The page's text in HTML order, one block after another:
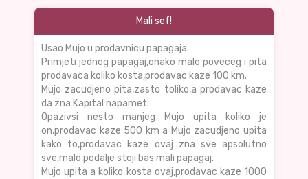
Mali sef!
Usao Mujo u prodavnicu papagaja.
Primjeti jednog papagaj,onako malo poveceg i pita
prodavaca koliko kosta,prodavac kaze 100 km.
Mujo zacudjeno pita,zasto toliko,a prodavac kaze
da zna Kapital napamet.
Opazivsi nesto manjeg Mujo upita koliko je
on,prodavac kaze 500 km a Mujo zacudjeno upita
kako to,prodavac kaze ovaj zna sve apsolutno
sve,malo podalje stoji bas mali papagaj.
Mujo upita a koliko kosta ovaj,prodavac kaze 1000